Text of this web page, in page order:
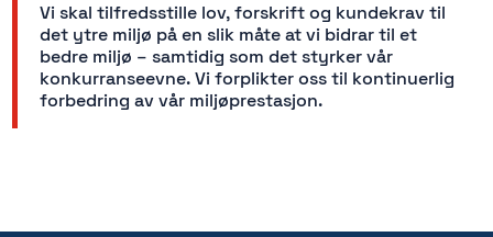
Vi skal tilfredsstille lov, forskrift og kundekrav til
det ytre miljø på en slik måte at vi bidrar til et
bedre miljø – samtidig som det styrker vår
konkurranseevne. Vi forplikter oss til kontinuerlig
forbedring av vår miljøprestasjon.